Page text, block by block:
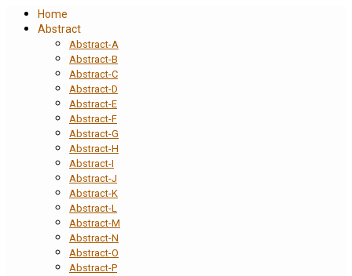
Home
Abstract
Abstract-A
Abstract-B
Abstract-C
Abstract-D
Abstract-E
Abstract-F
Abstract-G
Abstract-H
Abstract-I
Abstract-J
Abstract-K
Abstract-L
Abstract-M
Abstract-N
Abstract-O
Abstract-P